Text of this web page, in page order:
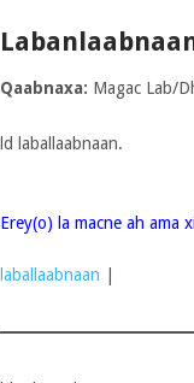
Qaabnaxa: Magac Lab/
ld laballaabnaan.
Erey(o) la macne ah ama
laballaabnaan